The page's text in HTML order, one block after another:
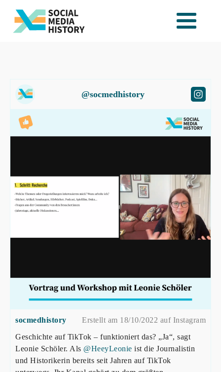
@socmedhistory
socmedhistory
Erstellt am 18/10/2022 auf Instagram
Geschichte auf TikTok – funktioniert das? „Ja“, sagt
Leonie Schöler. Als @HeeyLeonie ist die Journalistin
und Historikerin bereits seit Jahren auf TikTok